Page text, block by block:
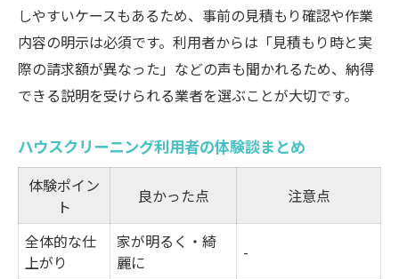
しやすいケースもあるため、事前の見積もり確認や作業
内容の明示は必須です。利用者からは「見積もり時と実
際の請求額が異なった」などの声も聞かれるため、納得
できる説明を受けられる業者を選ぶことが大切です。
ハウスクリーニング利用者の体験談まとめ
体験ポイン
ト
良かった点 注意点
全体的な仕
上がり
家が明るく・綺
麗に
-